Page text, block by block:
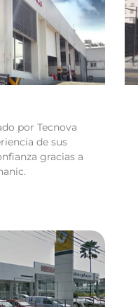
por Tecnova
de sus
gracias a